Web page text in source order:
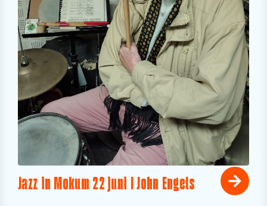
Jazz in Mokum 22 juni I John Engels